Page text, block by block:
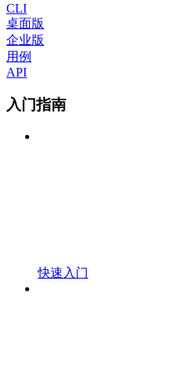
CLI
桌面版
企业版
用例
API
入门指南
快速入门